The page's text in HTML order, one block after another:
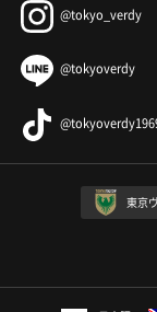
@tokyo_verdy
@tokyoverdy
東京